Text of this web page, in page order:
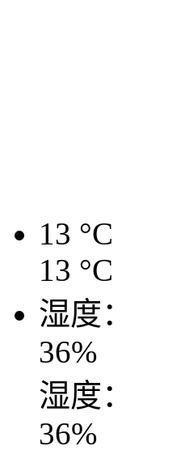
13 °C
13 °C
湿度：
36%
湿度：
36%